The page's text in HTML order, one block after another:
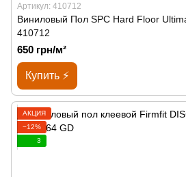
Артикул: 410712
Виниловый Пол SPС Hard Floor
410712
650 грн/м²
Купить ⚡
АКЦИЯ
−12%
3